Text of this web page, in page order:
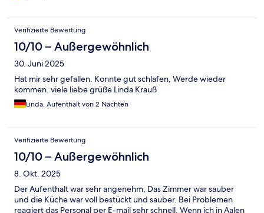
Verifizierte Bewertung
10/10 – Außergewöhnlich
30. Juni 2025
Hat mir sehr gefallen. Konnte gut schlafen, Werde wieder
kommen. viele liebe grüße Linda Krauß
Linda, Aufenthalt von 2 Nächten
Verifizierte Bewertung
10/10 – Außergewöhnlich
8. Okt. 2025
Der Aufenthalt war sehr angenehm, Das Zimmer war sauber
und die Küche war voll bestückt und sauber. Bei Problemen
reagiert das Personal per E-mail sehr schnell. Wenn ich in Aalen